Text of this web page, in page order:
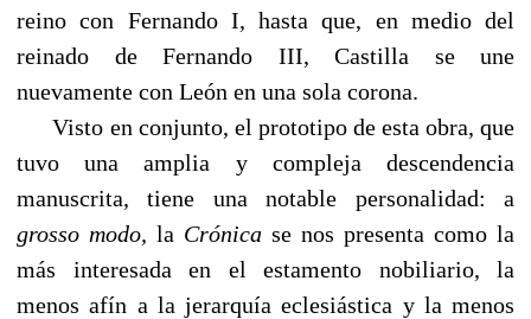
reino con Fernando I, hasta que, en medio del
reinado de Fernando III, Castilla se une
nuevamente con León en una sola corona.
Visto en conjunto, el prototipo de esta obra, que
tuvo una amplia y compleja descendencia
manuscrita, tiene una notable personalidad: a
grosso modo, la Crónica se nos presenta como la
más interesada en el estamento nobiliario, la
menos afín a la jerarquía eclesiástica y la menos